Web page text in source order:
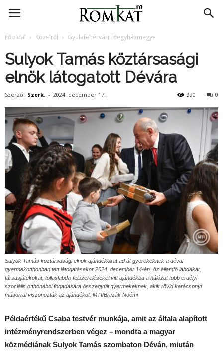
RomKat.ro
Főoldal Közelről Gyulafehérvári Főegyházmegye
Sulyok Tamás köztársasági
elnök látogatott Dévára
Szerző: Szerk. - 2024. december 17. 0
990
Sulyok Tamás köztársasági elnök ajándékokat ad át gyerekeknek a dévai
gyermekotthonban tett látogatásakor 2024. december 14-én. Az államfő labdákat,
társasjátékokat, tollaslabda-felszereléseket vitt ajándékba a hálózat több erdélyi
szociális otthonából fogadására összegyűlt gyermekeknek, akik rövid karácsonyi
műsorral viszonozták az ajándékot. MTI/Bruzák Noémi
Példaértékű Csaba testvér munkája, amit az általa alapított
intézményrendszerben végez – mondta a magyar
közmédiának Sulyok Tamás szombaton Déván, miután